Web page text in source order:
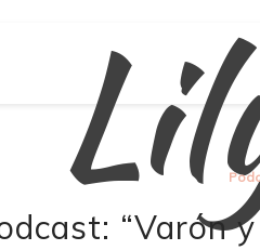
“Varón